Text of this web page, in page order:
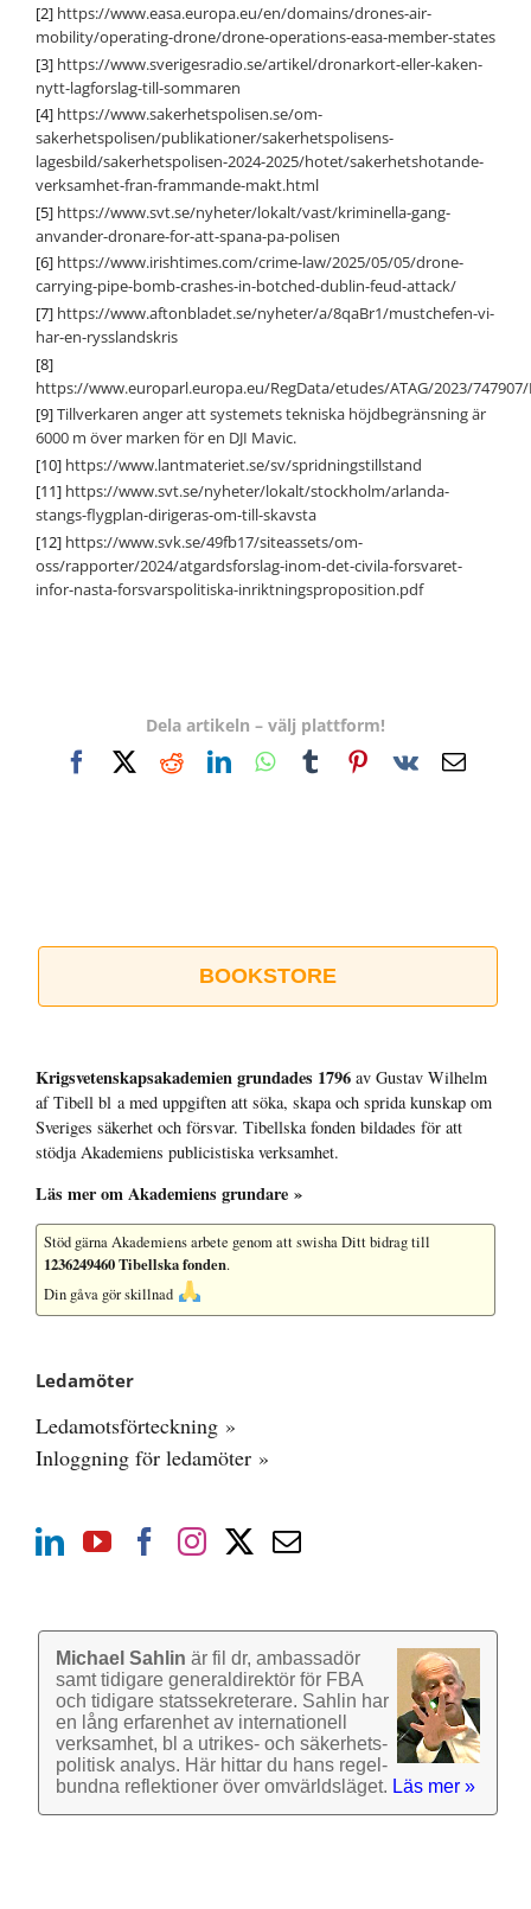
[2] https://www.easa.europa.eu/en/domains/drones-air-
mobility/operating-drone/drone-operations-easa-member-states
[3] https://www.sverigesradio.se/artikel/dronarkort-eller-kaken-
nytt-lagforslag-till-sommaren
[4] https://www.sakerhetspolisen.se/om-
sakerhetspolisen/publikationer/sakerhetspolisens-
lagesbild/sakerhetspolisen-2024-2025/hotet/sakerhetshotande-
verksamhet-fran-frammande-makt.html
[5] https://www.svt.se/nyheter/lokalt/vast/kriminella-gang-
anvander-dronare-for-att-spana-pa-polisen
[6] https://www.irishtimes.com/crime-law/2025/05/05/drone-
carrying-pipe-bomb-crashes-in-botched-dublin-feud-attack/
[7] https://www.aftonbladet.se/nyheter/a/8qaBr1/mustchefen-vi-
har-en-rysslandskris
[8]
https://www.europarl.europa.eu/RegData/etudes/ATAG/2023/747907/
[9]Tillverkaren anger att systemets tekniska höjdbegränsning är
6000 m över marken för en DJI Mavic.
[10] https://www.lantmateriet.se/sv/spridningstillstand
[11] https://www.svt.se/nyheter/lokalt/stockholm/arlanda-
stangs-flygplan-dirigeras-om-till-skavsta
[12] https://www.svk.se/49fb17/siteassets/om-
oss/rapporter/2024/atgardsforslag-inom-det-civila-forsvaret-
infor-nasta-forsvarspolitiska-inriktningsproposition.pdf
Dela artikeln – välj plattform!
FacebookRedditLinkedInWhatsApp
TumblrPinterest
Vk
E-
BOOKSTORE
Krigsvetenskap­sakademien grundades 1796 av Gustav Wilhelm
af Tibell bl a med uppgiften att söka, skapa och sprida kunskap om
Sveriges säkerhet och försvar. Tibellska fonden bildades för att
stödja Akademiens publicistiska verksamhet.
Läs mer om Akademiens grundare »
Stöd gärna Akademiens arbete genom att swisha Ditt bidrag till
1236249460 Tibellska fonden.
Din gåva gör skillnad
Ledamöter
Ledamotsförteckning »
Inloggning för ledamöter »
Michael Sahlin är fil dr, ambassadör
samt tidigare general­direktör för FBA
och tidigare stats­sekre­terare. Sahlin har
en lång erfarenhet av inter­nationell
verk­samhet, bl a utrikes- och säkerhets­
politisk analys. Här hittar du hans regel­
bundna reflek­tioner över omvärlds­läget. Läs mer »